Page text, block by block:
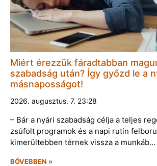
Miért érezzük fáradtabban
szabadság után? Így győzd le a
másnaposságot!
2026. augusztus. 7. 23:28
– Bár a nyári szabadság célja a teljes
zsúfolt programok és a napi rutin
kimerültebben térnek vissza a munkáb…
BŐVEBBEN »